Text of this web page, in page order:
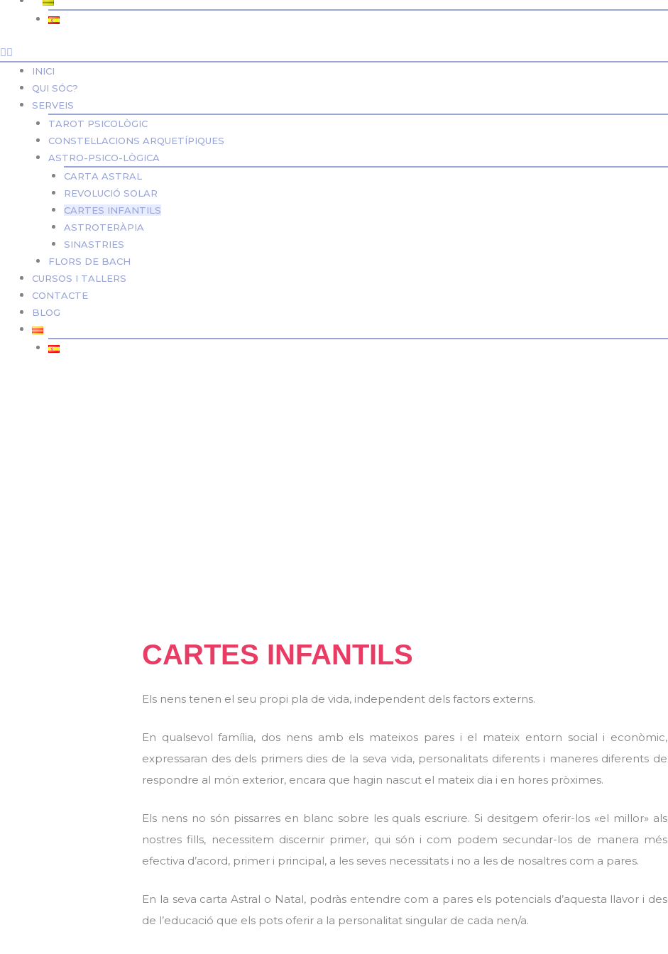
INICI
QUI SÓC?
SERVEIS
TAROT PSICOLÒGIC
CONSTEL·LACIONS ARQUETÍPIQUES
ASTRO-PSICO-LÒGICA
CARTA ASTRAL
REVOLUCIÓ SOLAR
CARTES INFANTILS
ASTROTERÀPIA
SINASTRIES
FLORS DE BACH
CURSOS I TALLERS
CONTACTE
BLOG
CARTES INFANTILS
Els nens tenen el seu propi pla de vida, independent dels factors externs.
En qualsevol família, dos nens amb els mateixos pares i el mateix entorn social i econòmic,
expressaran des dels primers dies de la seva vida, personalitats diferents i maneres diferents de
respondre al món exterior, encara que hagin nascut el mateix dia i en hores pròximes.
Els nens no són pissarres en blanc sobre les quals escriure. Si desitgem oferir-los «el millor» als
nostres fills, necessitem discernir primer, qui són i com podem secundar-los de manera més
efectiva d’acord, primer i principal, a les seves necessitats i no a les de nosaltres com a pares.
En la seva carta Astral o Natal, podràs entendre com a pares els potencials d’aquesta llavor i des
de l’educació que els pots oferir a la personalitat singular de cada nen/a.